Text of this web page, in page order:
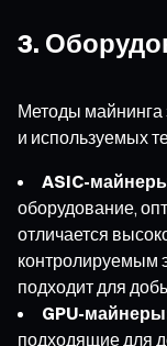
3.
Методы майнинга
и используемых
ASIC-
оборудование,
отличается
контролируемым
подходит для
GPU-
подходящие для